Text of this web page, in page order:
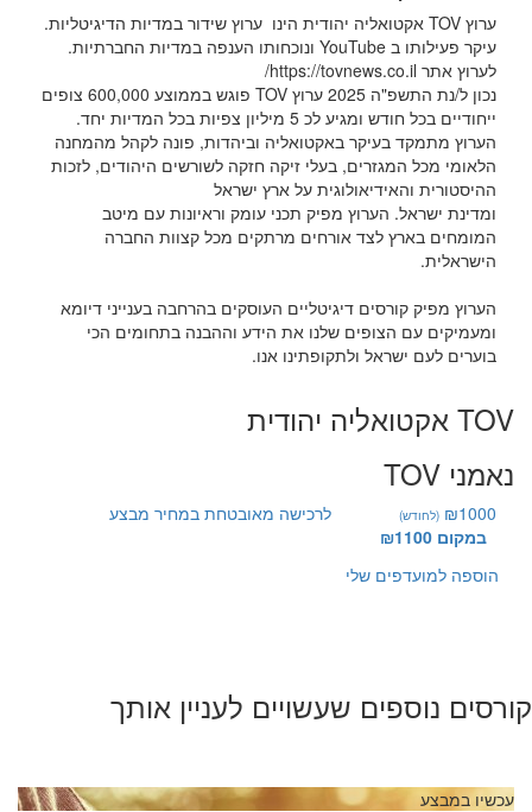
ערוץ TOV אקטואליה יהודית הינו ערוץ שידור במדיות הדיגיטליות.
עיקר פעילותו ב YouTube ונוכחותו הענפה במדיות החברתיות.
לערוץ אתר https://tovnews.co.il/
נכון ל/נת התשפ"ה 2025 ערוץ TOV פוגש בממוצע 600,000 צופים
ייחודיים בכל חודש ומגיע לכ 5 מיליון צפיות בכל המדיות יחד.
הערוץ מתמקד בעיקר באקטואליה וביהדות, פונה לקהל מהמחנה
הלאומי מכל המגזרים, בעלי זיקה חזקה לשורשים היהודים, לזכות
ההיסטורית והאידיאולוגית על ארץ ישראל
ומדינת ישראל. הערוץ מפיק תכני עומק וראיונות עם מיטב
המומחים בארץ לצד אורחים מרתקים מכל קצוות החברה
הישראלית.
הערוץ מפיק קורסים דיגיטליים העוסקים בהרחבה בענייני דיומא
ומעמיקים עם הצופים שלנו את הידע וההבנה בתחומים הכי
בוערים לעם ישראל ולתקופתינו אנו.
TOV אקטואליה יהודית
נאמני TOV
לרכישה מאובטחת במחיר מבצע ₪1000 (לחודש)
במקום ₪1100
הוספה למועדפים שלי
קורסים נוספים שעשויים לעניין אותך
עכשיו במבצע